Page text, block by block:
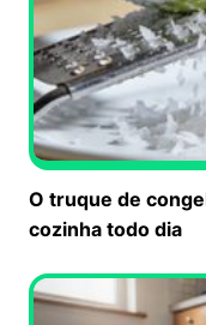
O truque de
cozinha todo dia